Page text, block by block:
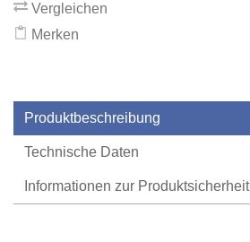
Vergleichen
Merken
Produktbeschreibung
Technische Daten
Informationen zur Produktsicherheit